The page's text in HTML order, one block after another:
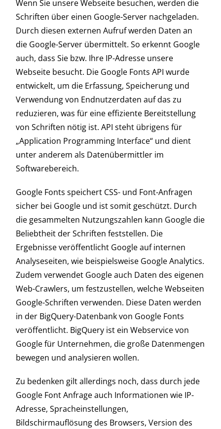
Wenn Sie unsere Webseite besuchen, werden die
Schriften über einen Google-Server nachgeladen.
Durch diesen externen Aufruf werden Daten an
die Google-Server übermittelt. So erkennt Google
auch, dass Sie bzw. Ihre IP-Adresse unsere
Webseite besucht. Die Google Fonts API wurde
entwickelt, um die Erfassung, Speicherung und
Verwendung von Endnutzerdaten auf das zu
reduzieren, was für eine effiziente Bereitstellung
von Schriften nötig ist. API steht übrigens für
„Application Programming Interface“ und dient
unter anderem als Datenübermittler im
Softwarebereich.
Google Fonts speichert CSS- und Font-Anfragen
sicher bei Google und ist somit geschützt. Durch
die gesammelten Nutzungszahlen kann Google die
Beliebtheit der Schriften feststellen. Die
Ergebnisse veröffentlicht Google auf internen
Analyseseiten, wie beispielsweise Google Analytics.
Zudem verwendet Google auch Daten des eigenen
Web-Crawlers, um festzustellen, welche Webseiten
Google-Schriften verwenden. Diese Daten werden
in der BigQuery-Datenbank von Google Fonts
veröffentlicht. BigQuery ist ein Webservice von
Google für Unternehmen, die große Datenmengen
bewegen und analysieren wollen.
Zu bedenken gilt allerdings noch, dass durch jede
Google Font Anfrage auch Informationen wie IP-
Adresse, Spracheinstellungen,
Bildschirmauflösung des Browsers, Version des